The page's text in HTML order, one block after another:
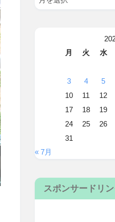
月
火 水
3
4 5
10
11 12
17
18 19
24
25 26
31
« 7月
スポンサードリ